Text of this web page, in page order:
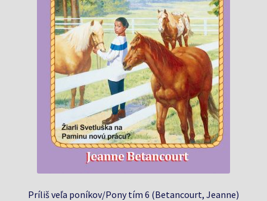
Príliš veľa poníkov/Pony tím 6 (Betancourt, Jeanne)